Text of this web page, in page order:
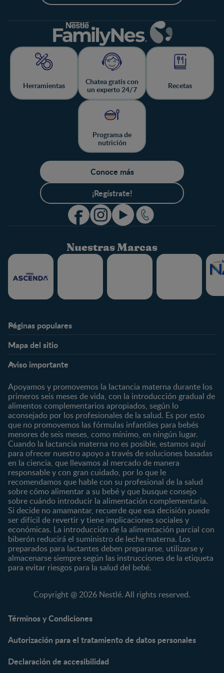
Herramientas
Chatea gratis con
un experto 24/7
Recetas
Programa de
nutrición
Conoce más
¡Regístrate!
Nuestras Marcas
Páginas populares
Expertos en Nutrición
Preguntas Frecuentes
¿Quiénes somos?
Marcas y productos
Nuestros Productos
Nuestras Marcas
Mapa del sitio
Preconcepción
Embarazo
Posparto
0 a 4 meses
4 a 6 meses
6 a 8 meses
8 a 12 meses
12 a 24 meses
Desde 2 años
Preescolar
Escolar
Nutrición
Salud
Maternidad
Paternidad
Vida en familia
Marcas
CERELAC®
GERBER®
KLIM®
NAN® 3
NAN® Optipro® 3
NAN® Supreme 3
NESTUM®
Productos
Cereales Infantiles
Compotas y galletas
Fórmulas Infantiles
Aviso importante
Apoyamos y promovemos la lactancia materna durante los
primeros seis meses de vida, con la introducción gradual de
alimentos complementarios apropiados, según lo
aconsejado por los profesionales de la salud. Es por esto
que no promovemos las fórmulas infantiles para bebés
menores de seis meses, como mínimo, en ningún lugar.
Cuando la lactancia materna no es posible, estamos aquí
para ofrecer nuestro apoyo a través de soluciones basadas
en la ciencia, que llevamos al mercado de manera
responsable y con gran cuidado, por lo que le
recomendamos que hable con su profesional de la salud
sobre cómo alimentar a su bebé y que busque consejo
sobre cuándo introducir la alimentación complementaria.
Si decide no amamantar, recuerde que esa decisión puede
ser difícil de revertir y tiene implicaciones sociales y
económicas. La introducción de la alimentación parcial con
biberón reducirá el suministro de leche materna. Los
preparados para lactantes deben prepararse, utilizarse y
almacenarse siempre según las instrucciones de la etiqueta
para evitar riesgos para la salud del bebé.
Copyright @ 2026 Nestlé. All rights reserved.
Términos y Condiciones
Autorización para el tratamiento de datos personales
Declaración de accesibilidad